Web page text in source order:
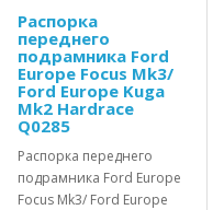
Распорка
переднего
подрамника Ford
Europe Focus Mk3/
Ford Europe Kuga
Mk2 Hardrace
Q0285
Распорка переднего
подрамника Ford Europe
Focus Mk3/ Ford Europe